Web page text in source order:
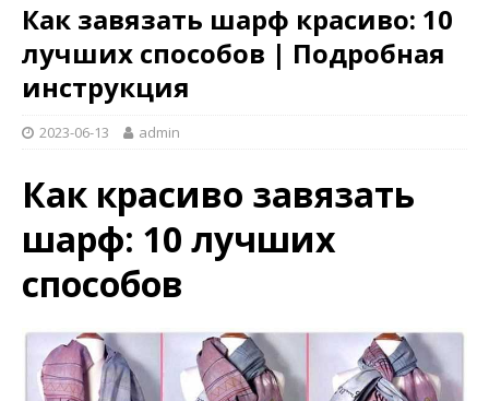
Как завязать шарф красиво: 10
лучших способов | Подробная
инструкция
2023-06-13 admin
Как красиво завязать
шарф: 10 лучших
способов